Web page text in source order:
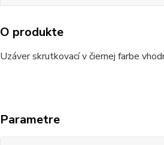
O produkte
Uzáver skrutkovací v čiernej farbe
Parametre